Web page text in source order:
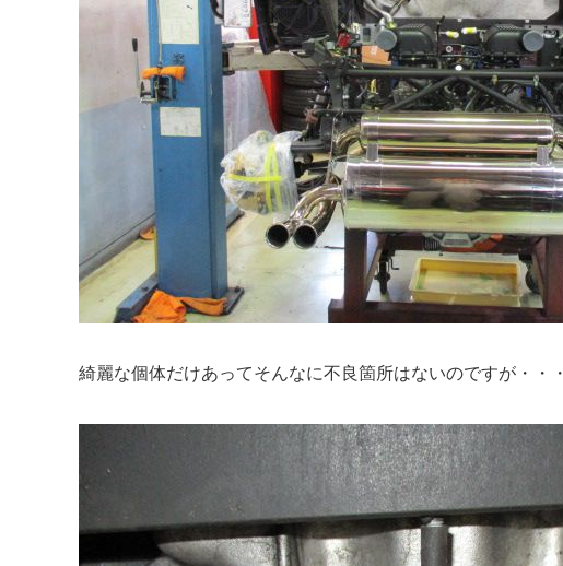
綺麗な個体だけあってそんなに不良箇所はないのですが・・・